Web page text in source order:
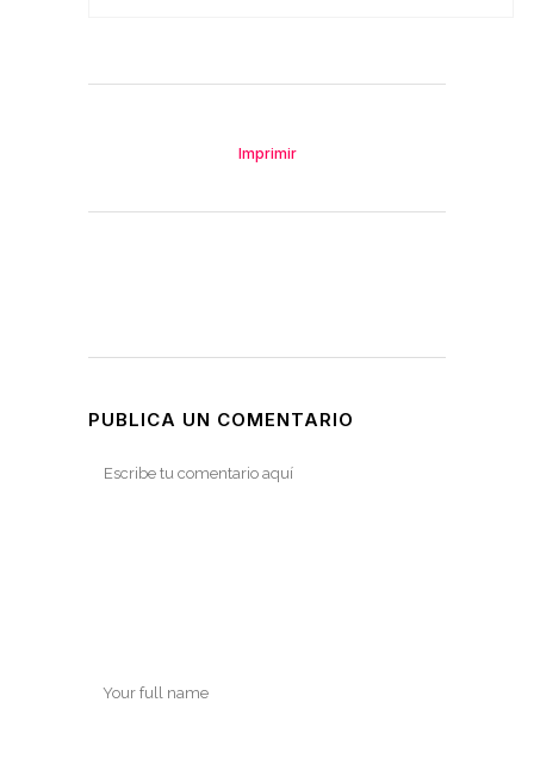
Imprimir
PUBLICA UN COMENTARIO